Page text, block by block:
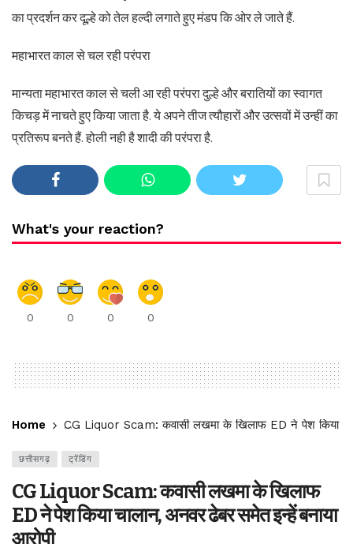
का प्रदर्शन कर दूल्हे को तेल हल्दी लगाते हुए मंडप कि ओर ले जाते हैं.
महाभारत काल से चल रही परंपरा
मान्यता महाभारत काल से चली आ रही परंपरा दुल्हे और बरातियों का स्वागत
किचड़ में नाचते हुए किया जाता है. ये अपने तीज त्यौहारों और उत्सवों में उन्हीं का
प्रतिरूप बनते हैं. होली नही है शादी की परंपरा है.
What's your reaction?
0 0 0 0
Home CG Liquor Scam: कवासी लखमा के खिलाफ ED ने पेश किया
छत्तीसगढ़ ट्रेंडिंग
CG Liquor Scam: कवासी लखमा के खिलाफ
ED ने पेश किया चालान, अनवर ढेबर समेत इन्हें बनाया
आरोपी